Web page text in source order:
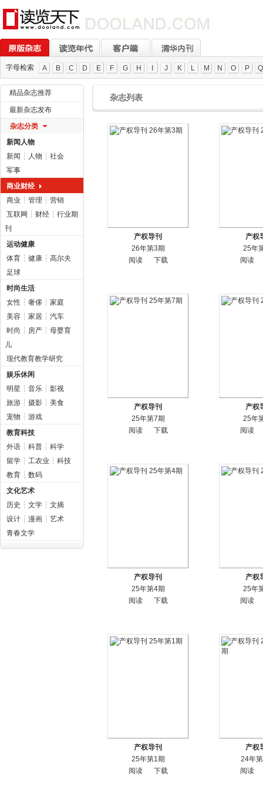
字母检索 A B C D E F G H J K L M N O P Q
精品杂志推荐
最新杂志发布
杂志分类
新闻人物
新闻 ┆ 人物 ┆ 社会
军事
商业财经
商业 ┆ 管理 ┆ 营销
互联网 ┆ 财经 ┆ 行业期
刊
运动健康
体育 ┆ 健康 ┆ 高尔夫
足球
时尚生活
女性 ┆ 奢侈 ┆ 家庭
美容 ┆ 家居 ┆ 汽车
时尚 ┆ 房产 ┆ 母婴育
儿
现代教育教学研究
娱乐休闲
明星 ┆ 音乐 ┆ 影视
旅游 ┆ 摄影 ┆ 美食
宠物 ┆ 游戏
教育科技
外语 ┆ 科普 ┆ 科学
留学 ┆ 工农业 ┆ 科技
教育 ┆ 数码
文化艺术
历史 ┆ 文学 ┆ 文摘
设计 ┆ 漫画 ┆ 艺术
青春文学
杂志列表
产权导刊
26年第3期
阅读
下载
产权
25年
阅读
产权导刊
25年第7期
阅读
下载
产权
25年
阅读
产权导刊
25年第4期
阅读
下载
产权
25年
阅读
产权导刊
25年第1期
阅读
下载
产权
24年
阅读